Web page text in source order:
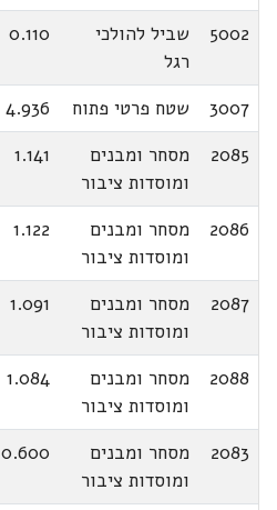
5002
שביל להולכי
רגל
0.110
3007 שטח פרטי פתוח
4.936
2085
מסחר ומבנים
ומוסדות ציבור
1.141
2086
מסחר ומבנים
ומוסדות ציבור
1.122
2087
מסחר ומבנים
ומוסדות ציבור
1.091
2088
מסחר ומבנים
ומוסדות ציבור
1.084
2083
מסחר ומבנים
ומוסדות ציבור
0.600